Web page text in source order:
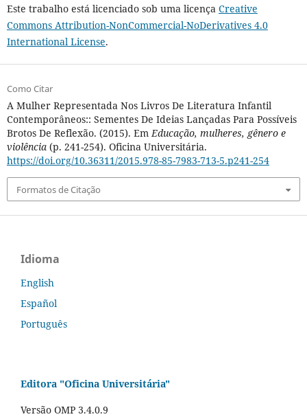
Este trabalho está licenciado sob uma licença Creative
Commons Attribution-NonCommercial-NoDerivatives 4.0
International License.
Como Citar
A Mulher Representada Nos Livros De Literatura Infantil
Contemporâneos:: Sementes De Ideias Lançadas Para Possíveis
Brotos De Reflexão. (2015). EmEducação, mulheres, gênero e
violência(p. 241-254). Oficina Universitária.
https://doi.org/10.36311/2015.978-85-7983-713-5.p241-254
Formatos de Citação
Idioma
English
Español
Português
Editora "Oficina Universitária"
Versão OMP 3.4.0.9